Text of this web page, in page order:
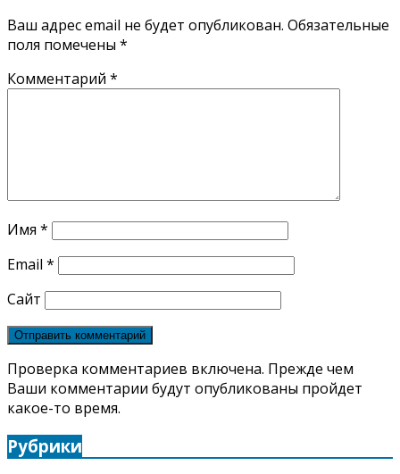
Ваш адрес email не будет опубликован. Обязательные
поля помечены *
Комментарий *
Имя *
Email *
Сайт
Проверка комментариев включена. Прежде чем
Ваши комментарии будут опубликованы пройдет
какое-то время.
Рубрики